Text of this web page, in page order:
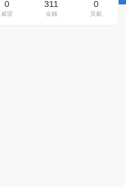
0
威望
311
金錢
0
貢獻